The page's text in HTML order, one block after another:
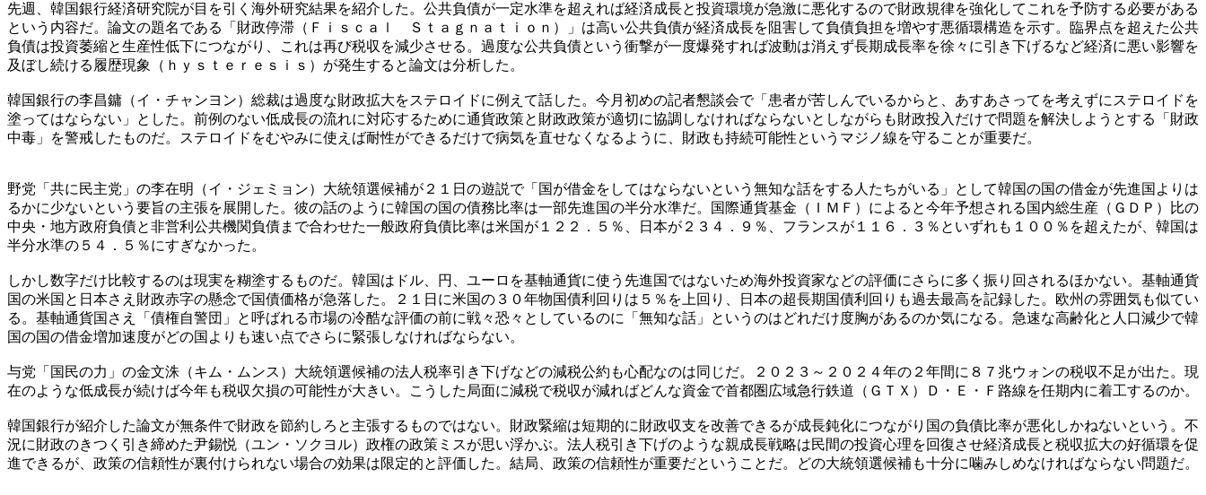
先週、韓国銀行経済研究院が目を引く海外研究結果を紹介した。公共負債が一定水準を超えれば経済成長と投資環境が急激に悪化するので財政規律を強化してこれを予防する必要がある
という内容だ。論文の題名である「財政停滞（Ｆｉｓｃａｌ Ｓｔａｇｎａｔｉｏｎ）」は高い公共負債が経済成長を阻害して負債負担を増やす悪循環構造を示す。臨界点を超えた公共
負債は投資萎縮と生産性低下につながり、これは再び税収を減少させる。過度な公共負債という衝撃が一度爆発すれば波動は消えず長期成長率を徐々に引き下げるなど経済に悪い影響を
及ぼし続ける履歴現象（ｈｙｓｔｅｒｅｓｉｓ）が発生すると論文は分析した。
韓国銀行の李昌鏞（イ・チャンヨン）総裁は過度な財政拡大をステロイドに例えて話した。今月初めの記者懇談会で「患者が苦しんでいるからと、あすあさってを考えずにステロイドを
塗ってはならない」とした。前例のない低成長の流れに対応するために通貨政策と財政政策が適切に協調しなければならないとしながらも財政投入だけで問題を解決しようとする「財政
中毒」を警戒したものだ。ステロイドをむやみに使えば耐性ができるだけで病気を直せなくなるように、財政も持続可能性というマジノ線を守ることが重要だ。
野党「共に民主党」の李在明（イ・ジェミョン）大統領選候補が２１日の遊説で「国が借金をしてはならないという無知な話をする人たちがいる」として韓国の国の借金が先進国よりは
るかに少ないという要旨の主張を展開した。彼の話のように韓国の国の債務比率は一部先進国の半分水準だ。国際通貨基金（ＩＭＦ）によると今年予想される国内総生産（ＧＤＰ）比の
中央・地方政府負債と非営利公共機関負債まで合わせた一般政府負債比率は米国が１２２．５％、日本が２３４．９％、フランスが１１６．３％といずれも１００％を超えたが、韓国は
半分水準の５４．５％にすぎなかった。
しかし数字だけ比較するのは現実を糊塗するものだ。韓国はドル、円、ユーロを基軸通貨に使う先進国ではないため海外投資家などの評価にさらに多く振り回されるほかない。基軸通貨
国の米国と日本さえ財政赤字の懸念で国債価格が急落した。２１日に米国の３０年物国債利回りは５％を上回り、日本の超長期国債利回りも過去最高を記録した。欧州の雰囲気も似てい
る。基軸通貨国さえ「債権自警団」と呼ばれる市場の冷酷な評価の前に戦々恐々としているのに「無知な話」というのはどれだけ度胸があるのか気になる。急速な高齢化と人口減少で韓
国の国の借金増加速度がどの国よりも速い点でさらに緊張しなければならない。
与党「国民の力」の金文洙（キム・ムンス）大統領選候補の法人税率引き下げなどの減税公約も心配なのは同じだ。２０２３～２０２４年の２年間に８７兆ウォンの税収不足が出た。現
在のような低成長が続けば今年も税収欠損の可能性が大きい。こうした局面に減税で税収が減ればどんな資金で首都圏広域急行鉄道（ＧＴＸ）Ｄ・Ｅ・Ｆ路線を任期内に着工するのか。
韓国銀行が紹介した論文が無条件で財政を節約しろと主張するものではない。財政緊縮は短期的に財政収支を改善できるが成長鈍化につながり国の負債比率が悪化しかねないという。不
況に財政のきつく引き締めた尹錫悦（ユン・ソクヨル）政権の政策ミスが思い浮かぶ。法人税引き下げのような親成長戦略は民間の投資心理を回復させ経済成長と税収拡大の好循環を促
進できるが、政策の信頼性が裏付けられない場合の効果は限定的と評価した。結局、政策の信頼性が重要だということだ。どの大統領選候補も十分に噛みしめなければならない問題だ。